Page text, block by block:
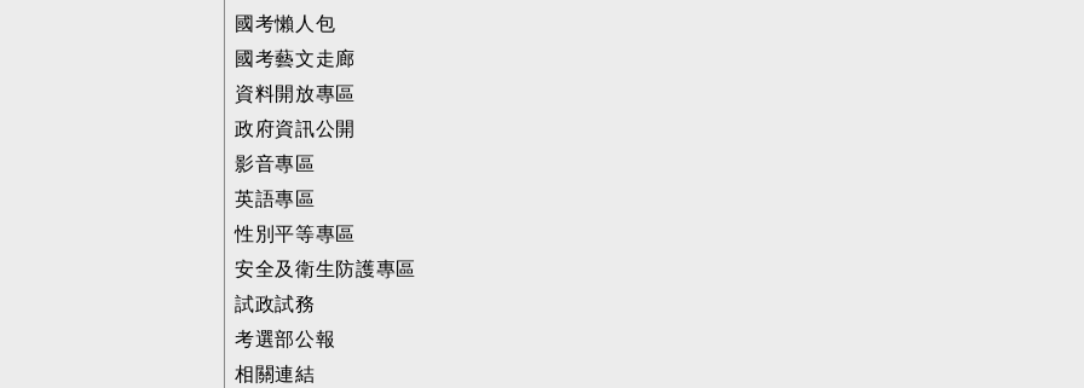
國考懶人包
國考藝文走廊
資料開放專區
政府資訊公開
影音專區
英語專區
性別平等專區
安全及衛生防護專區
試政試務
考選部公報
相關連結